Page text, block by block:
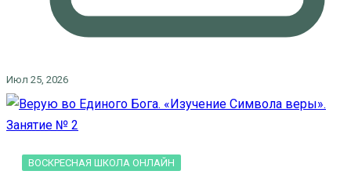
Июл 25, 2026
ВОСКРЕСНАЯ ШКОЛА ОНЛАЙН